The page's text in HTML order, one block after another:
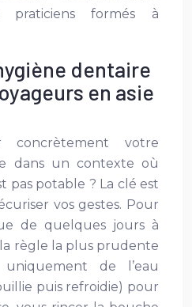
formés à
dentaire
en asie
concrètement votre
dans un contexte où
pas potable ? La clé est
vos gestes. Pour
de quelques jours à
règle la plus prudente
de l’eau
puis refroidie) pour